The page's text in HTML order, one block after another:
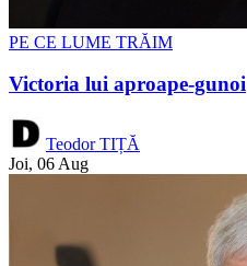
PE CE LUME TRĂIM
Victoria lui aproape-gunoi
Teodor TIȚĂ
Joi, 06 Aug